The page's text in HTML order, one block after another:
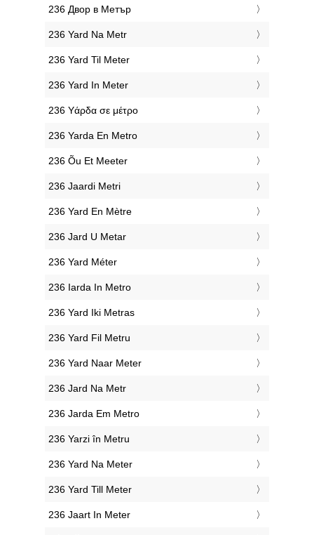
‎236 Двор в Метър
‎236 Yard Na Metr
‎236 Yard Til Meter
‎236 Yard In Meter
‎236 Υάρδα σε μέτρο
‎236 Yarda En Metro
‎236 Õu Et Meeter
‎236 Jaardi Metri
‎236 Yard En Mètre
‎236 Jard U Metar
‎236 Yard Méter
‎236 Iarda In Metro
‎236 Yard Iki Metras
‎236 Yard Fil Metru
‎236 Yard Naar Meter
‎236 Jard Na Metr
‎236 Jarda Em Metro
‎236 Yarzi în Metru
‎236 Yard Na Meter
‎236 Yard Till Meter
‎236 Jaart In Meter